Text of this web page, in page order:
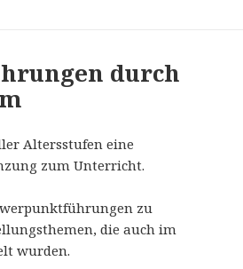
durch
Altersstufen eine
zum Unterricht.
zu
die auch im
wurden.